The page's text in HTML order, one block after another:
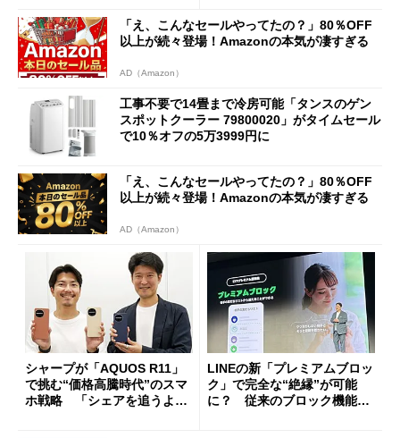
「え、こんなセールやってたの？」80％OFF
以上が続々登場！Amazonの本気が凄すぎる
AD（Amazon）
工事不要で14畳まで冷房可能「タンスのゲン
スポットクーラー 79800020」がタイムセール
で10％オフの5万3999円に
「え、こんなセールやってたの？」80％OFF
以上が続々登場！Amazonの本気が凄すぎる
AD（Amazon）
シャープが「AQUOS R11」
で挑む“価格高騰時代”のスマ
ホ戦略 「シェアを追うより
LINEの新「プレミアムブロッ
ク」で完全な“絶縁”が可能
に？ 従来のブロック機能と